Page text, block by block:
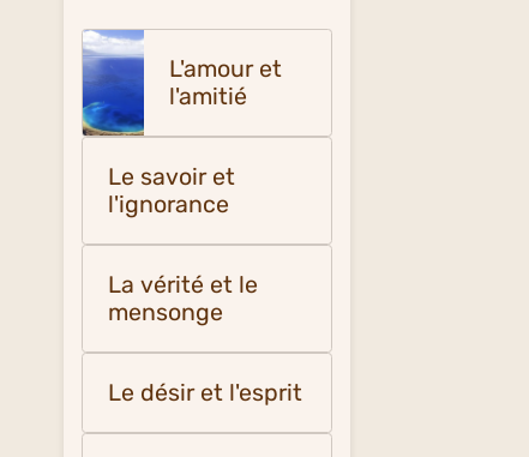
L'amour et
l'amitié
Le savoir et
l'ignorance
La vérité et le
mensonge
Le désir et l'esprit